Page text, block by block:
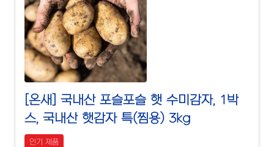
[온새] 국내산 포슬포슬 햇 수미감자, 1박
스, 국내산 햇감자 특(찜용) 3kg
인기 제품